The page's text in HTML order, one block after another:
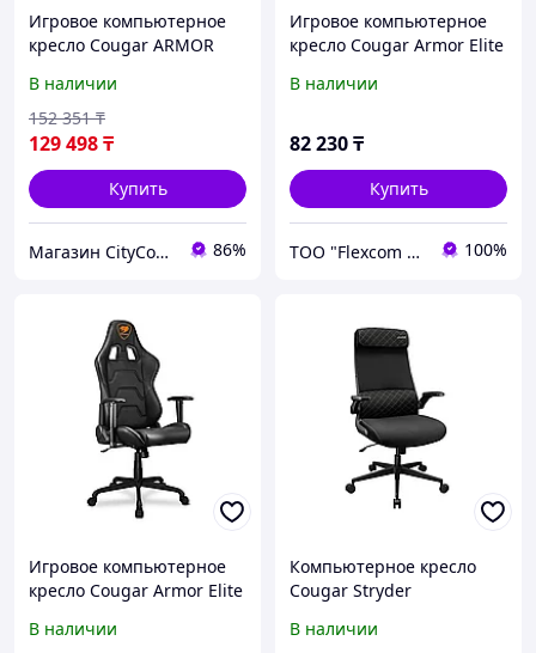
Игровое компьютерное
кресло Cougar ARMOR
В наличии
129 498₸
152 351 ₸
Купить
Магазин CityCom.kz +7-727-250-1209 86%
Игровое компьютерное
кресло Cougar Armor Elite
В наличии
82 230₸
Купить
ТОО "Flexcom LTD" 100%
Игровое компьютерное
кресло Cougar Armor Elite
В наличии
Компьютерное кресло
Cougar Stryder
В наличии